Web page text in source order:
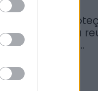
Segurança e
em destaque na
Governo e...